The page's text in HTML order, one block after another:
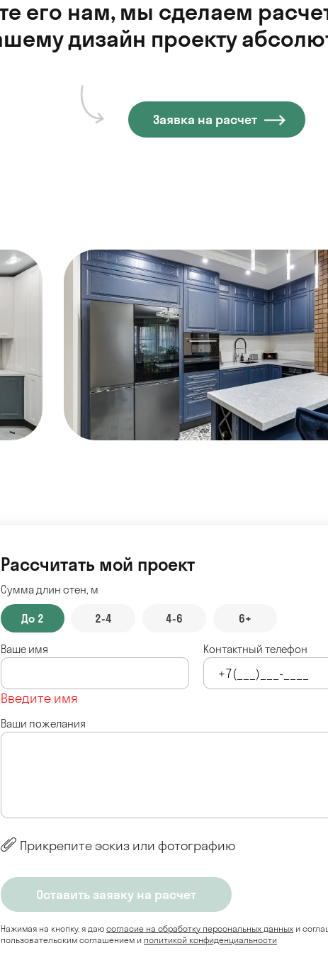
его нам, мы сделаем
дизайн проекту
Заявка на расчет
Рассчитать мой проект
Сумма длин стен, м
До 2 2-4 4-6 6+
Ваше имя
Введите имя
Контактный телефон
Ваши пожелания
Прикрепите эскиз или фотографию
Нажимая на кнопку, я даю согласие на обработку персональных данных и
пользовательским соглашением и политикой конфиденциальности